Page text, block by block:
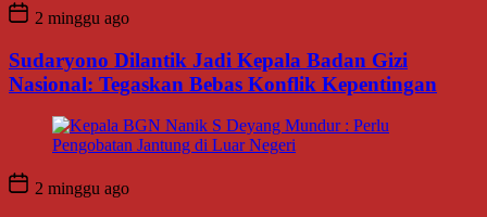
2 minggu ago
Sudaryono Dilantik Jadi Kepala Badan Gizi
Nasional: Tegaskan Bebas Konflik Kepentingan
2 minggu ago